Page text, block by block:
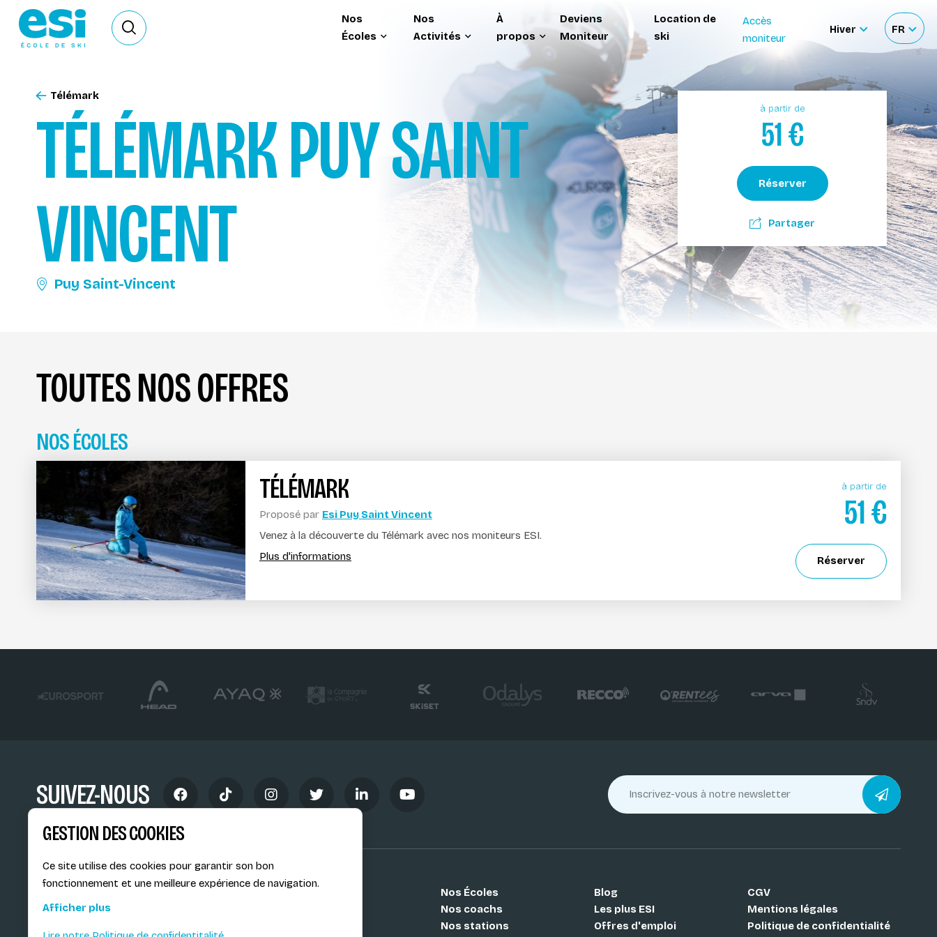
Ouvrir le formulaire de recherche
Nos
Écoles
Nos
Activités
À
propos
Deviens
Moniteur
Location de
ski
Accès
moniteur
Hiver
Sélectionner
site
FR
votre
TÉLÉMARKPUY SAINT
VINCENT
Puy Saint-Vincent
Télémark
à partir de
51€
Réserver
Partager
TOUTES NOS OFFRES
NOS ÉCOLES
TÉLÉMARK
Proposé par Esi Puy Saint Vincent
à partir de
51€
Réserver
Venez à la découverte du Télémark avec nos moniteurs ESI.
Plus d'informations
SUIVEZ-NOUS
73201 Albertville Cedex
Nos Écoles
Nos coachs
Nos stations
Blog
Les plus ESI
Offres d'emploi
CGV
Mentions légales
Politique de confidentialité
GESTION DES COOKIES
Ce site utilise des cookies pour garantir son bon
fonctionnement et une meilleure expérience de navigation.
Afficher plus